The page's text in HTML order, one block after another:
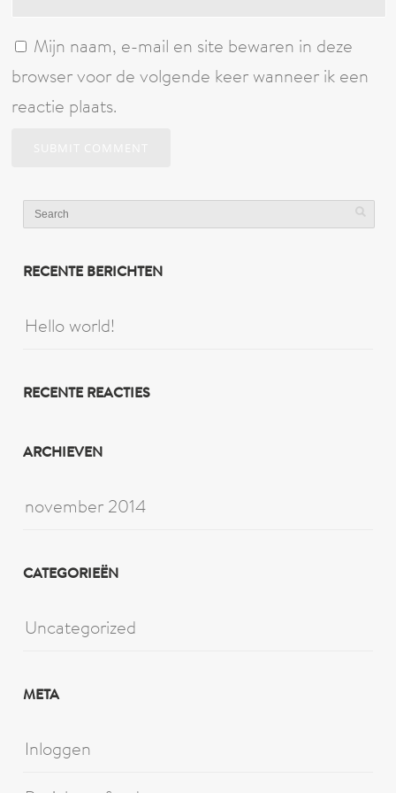
Mijn naam, e-mail en site bewaren in deze
browser voor de volgende keer wanneer ik een
reactie plaats.
RECENTE BERICHTEN
Hello world!
RECENTE REACTIES
ARCHIEVEN
november 2014
CATEGORIEËN
Uncategorized
META
Inloggen